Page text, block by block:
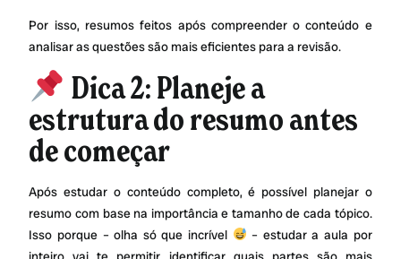
Por isso, resumos feitos após compreender o conteúdo e
analisar as questões são mais eficientes para a revisão.
Dica 2: Planeje a
estrutura do resumo antes
de começar
Após estudar o conteúdo completo, é possível planejar o
resumo com base na importância e tamanho de cada tópico.
Isso porque – olha só que incrível
– estudar a aula por